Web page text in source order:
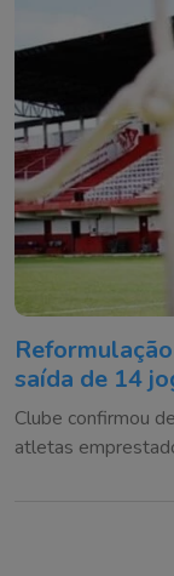
saída de 14
Clube confirmou
atletas